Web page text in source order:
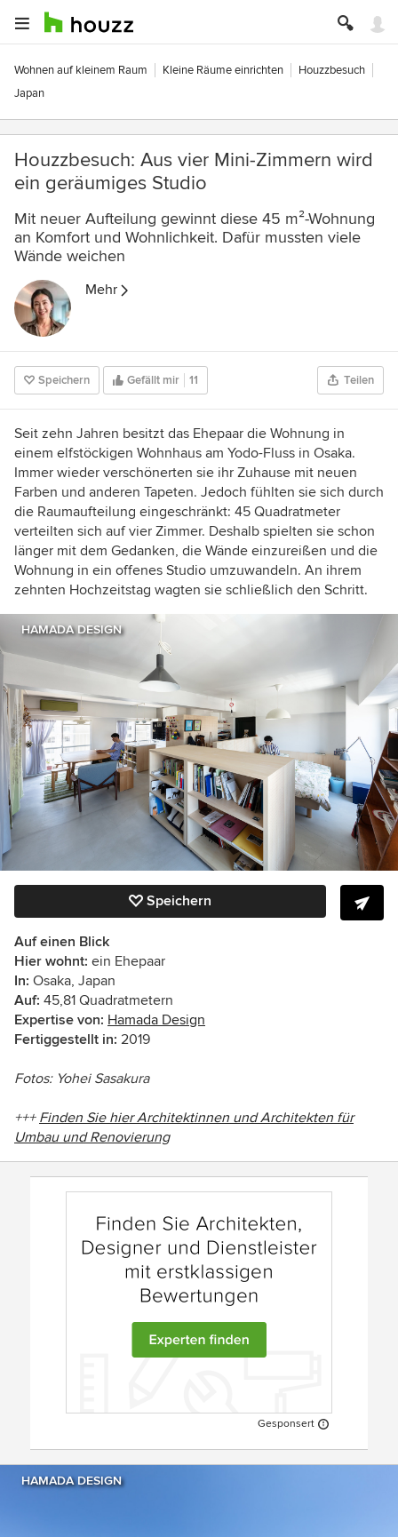
Wohnen auf kleinem Raum Kleine Räume einrichten
Houzzbesuch
Japan
Houzzbesuch: Aus vier Mini-Zimmern wird
ein geräumiges Studio
Mit neuer Aufteilung gewinnt diese 45 m²-Wohnung
an Komfort und Wohnlichkeit. Dafür mussten viele
Wände weichen
Mehr
Speichern Gefällt mir 11 Teilen
Seit zehn Jahren besitzt das Ehepaar die Wohnung in
einem elfstöckigen Wohnhaus am Yodo-Fluss in Osaka.
Immer wieder verschönerten sie ihr Zuhause mit neuen
Farben und anderen Tapeten. Jedoch fühlten sie sich durch
die Raumaufteilung eingeschränkt: 45 Quadratmeter
verteilten sich auf vier Zimmer. Deshalb spielten sie schon
länger mit dem Gedanken, die Wände einzureißen und die
Wohnung in ein offenes Studio umzuwandeln. An ihrem
zehnten Hochzeitstag wagten sie schließlich den Schritt.
HAMADA DESIGN
Speichern
Auf einen Blick
Hier wohnt: ein Ehepaar
In: Osaka, Japan
Auf: 45,81 Quadratmetern
Expertise von: Hamada Design
Fertiggestellt in: 2019
Fotos: Yohei Sasakura
+++ Finden Sie hier Architektinnen und Architekten für
Umbau und Renovierung
Gesponsert
HAMADA DESIGN